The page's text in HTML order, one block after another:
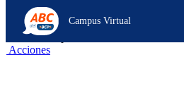
Z6_8ILI094121LK306CVFFPGD3SA4
Z7_8ILI094121LK306CVFFPGD3SQ1
header-campus-virtual-abc
Acciones
Campus Virtual